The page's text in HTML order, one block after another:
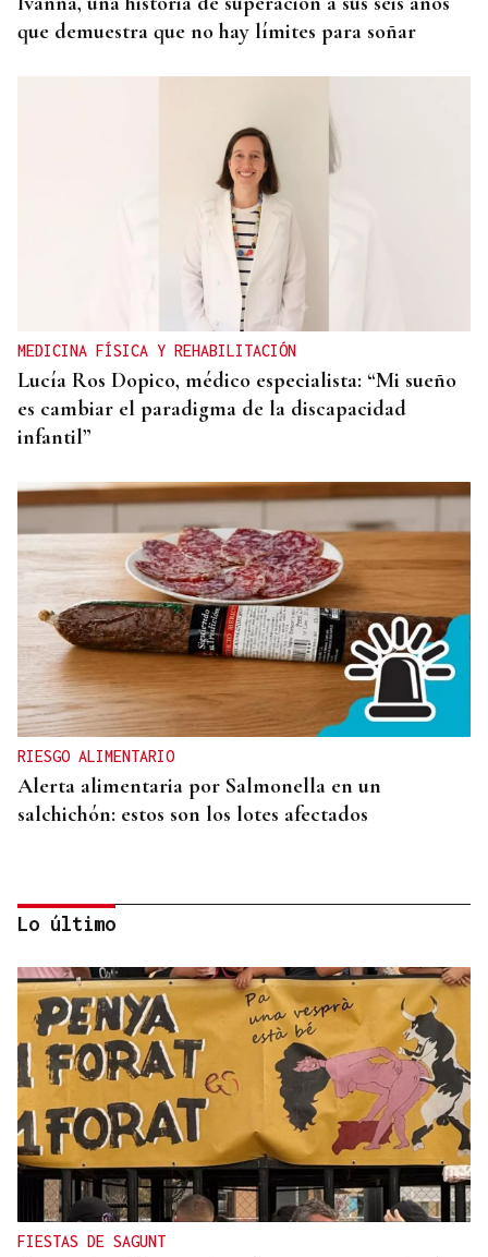
que demuestra que no hay límites para soñar
MEDICINA FÍSICA Y REHABILITACIÓN
Lucía Ros Dopico, médico especialista: “Mi sueño
es cambiar el paradigma de la discapacidad
infantil”
RIESGO ALIMENTARIO
Alerta alimentaria por Salmonella en un
salchichón: estos son los lotes afectados
CAUSA DE ALERGIA GRAVE
Picaduras de avispas y abejas: cuándo una reacción
puede poner en riesgo tu vida
Lo último
FIESTAS DE SAGUNT